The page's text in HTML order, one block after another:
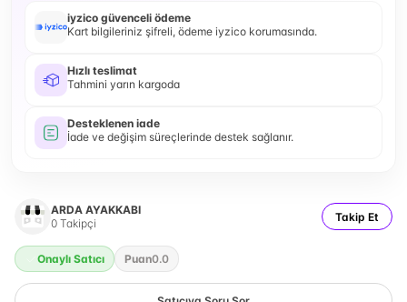
iyzico güvenceli ödeme
Kart bilgileriniz şifreli, ödeme iyzico korumasında.
Hızlı teslimat
Tahmini yarın kargoda
Desteklenen iade
İade ve değişim süreçlerinde destek sağlanır.
ARDA AYAKKABI
0 Takipçi Takip Et
Onaylı Satıcı Puan0.0